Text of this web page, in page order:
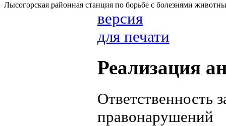
Лысогорская районная станция по борьбе с болезнями
версия
для печати
Реализация
Ответственность
правонарушений